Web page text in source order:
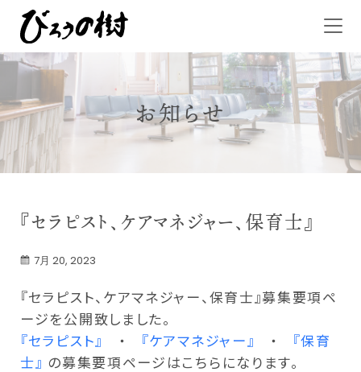
お知らせ
『セラピスト、ケアマネジャー、保育士』
7月 20, 2023
『セラピスト、ケアマネジャー、保育士』募集要項ペ
ージを公開致しました。
『セラピスト』
・ 『ケアマネジャー』 ・ 『保育
士』 の募集要項ページはこちらになります。